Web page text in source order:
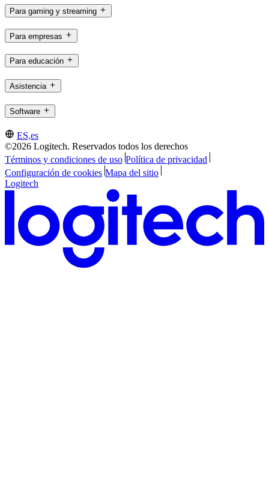
Para gaming y streaming
Para empresas
Para educación
Asistencia
Software
ES,es
©2026 Logitech. Reservados todos los derechos
Términos y condiciones de uso Política de privacidad
Configuración de cookies Mapa del sitio
Logitech